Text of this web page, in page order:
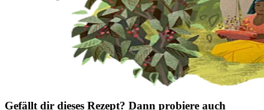
Gefällt dir dieses Rezept? Dann probiere auch